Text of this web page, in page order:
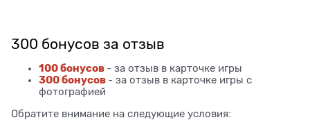
300 бонусов за отзыв
100 бонусов - за отзыв в карточке игры
300 бонусов - за отзыв в карточке игры с
фотографией
Обратите внимание на следующие условия: